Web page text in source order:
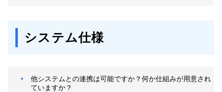
システム仕様
他システムとの連携は可能ですか？何か仕組みが用意され
ていますか？